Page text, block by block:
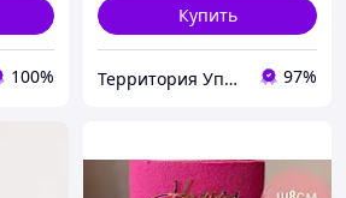
100%
Купить
Территория Упаковки 97%